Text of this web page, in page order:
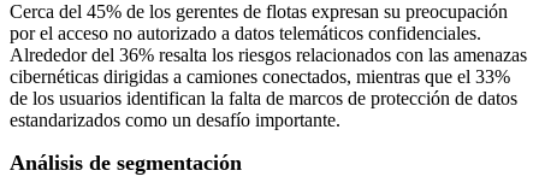
Cerca del 45% de los gerentes de flotas expresan su preocupación
por el acceso no autorizado a datos telemáticos confidenciales.
Alrededor del 36% resalta los riesgos relacionados con las amenazas
cibernéticas dirigidas a camiones conectados, mientras que el 33%
de los usuarios identifican la falta de marcos de protección de datos
estandarizados como un desafío importante.
Análisis de segmentación